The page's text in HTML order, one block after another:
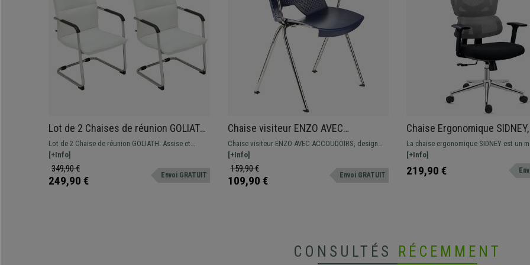
Lot de 2 Chaises de réunion GOLIATH,
Structure Métallique, Grand
Rembourrage et Design élégant, Cuir
Blanc
Lot de 2 Chaise de réunion GOLIATH. Assise et
dossier commodes avec un grand rembourrage et
revêtement en cuir synthétique de grande qualité.
[+Info]
349,90 €
249,90 € Envoi GRATUIT
Chaise visiteur ENZO AVEC
ACCOUDOIRS, Commode et Pratique,
Empilable, Bleu
Chaise visiteur ENZO AVEC ACCOUDOIRS, design
spectaculaire pour donner une touche moderne aux
salles d'attente de conférences. Disponible en
différentes couleurs.
[+Info]
159,90 €
109,90 € Envoi GRATUIT
Chaise Ergonomique
Ergonomie, Très Confortable,
Utilisation 8H, en Maille et
La chaise ergonomique SIDNEY est un
confortable, qui présente de nombreux
une structure en acier chromé, pour
premium.
[+Info]
219,90 €
CONSULTÉS RÉCEMMENT